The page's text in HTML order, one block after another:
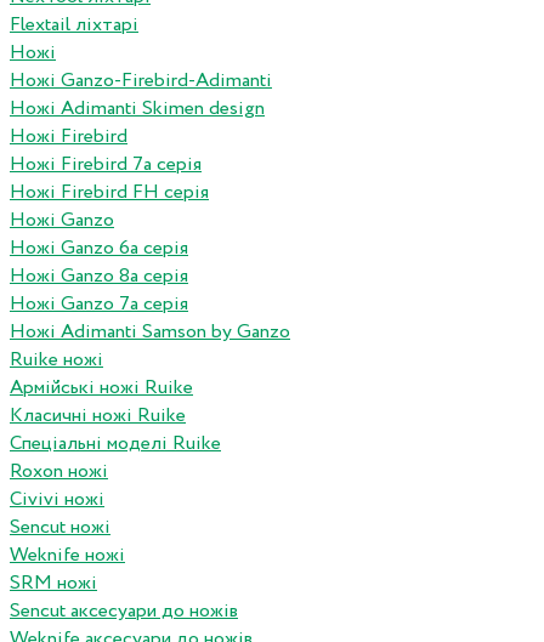
Flextail ліхтарі
Ножі
Ножі Ganzo-Firebird-Adimanti
Ножі Adimanti Skimen design
Ножі Firebird
Ножі Firebird 7а серія
Ножі Firebird FH серія
Ножі Ganzo
Ножі Ganzo 6а серія
Ножі Ganzo 8а серія
Ножі Ganzo 7а серія
Ножі Adimanti Samson by Ganzo
Ruike ножі
Армійські ножі Ruike
Класичні ножі Ruike
Спеціальні моделі Ruike
Roxon ножi
Civivi ножі
Sencut ножі
Weknife ножі
SRM ножі
Sencut аксесуари до ножів